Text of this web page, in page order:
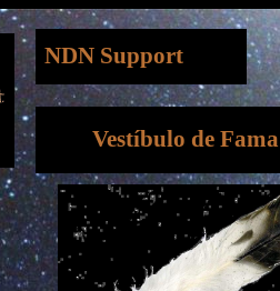
NDN Support
Vestíbulo de Fama